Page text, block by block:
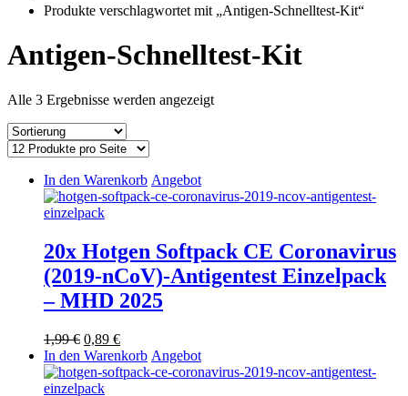
Produkte verschlagwortet mit „Antigen-Schnelltest-Kit“
Antigen-Schnelltest-Kit
Alle 3 Ergebnisse werden angezeigt
In den Warenkorb Angebot
20x Hotgen Softpack CE Coronavirus
(2019-nCoV)-Antigentest Einzelpack
– MHD 2025
1,99€ Ursprünglicher
Preis
war:
1,99 €
0,89 €Aktueller
Preis
ist:
In den Warenkorb Angebot